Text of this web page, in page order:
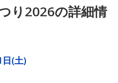
り2026の詳細情
日(土)